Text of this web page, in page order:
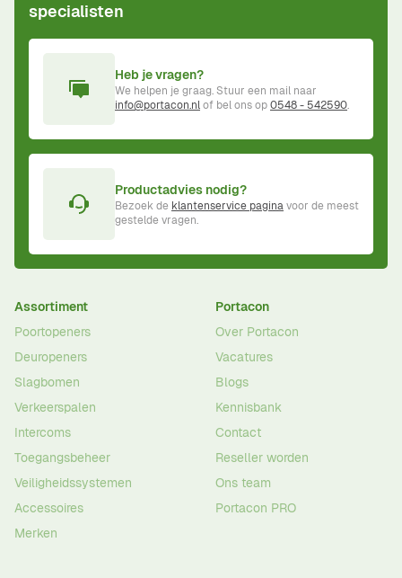
specialisten
Heb je vragen?
We helpen je graag. Stuur een mail naar
info@portacon.nlof bel ons op0548 - 542590.
Productadvies nodig?
Bezoek de klantenservice paginavoor de meest
gestelde vragen.
Assortiment
Poortopeners
Deuropeners
Slagbomen
Verkeerspalen
Intercoms
Toegangsbeheer
Veiligheidssystemen
Accessoires
Merken
Portacon
Over Portacon
Vacatures
Blogs
Kennisbank
Contact
Reseller worden
Ons team
Portacon PRO